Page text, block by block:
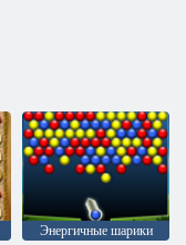
Энергичные шарики